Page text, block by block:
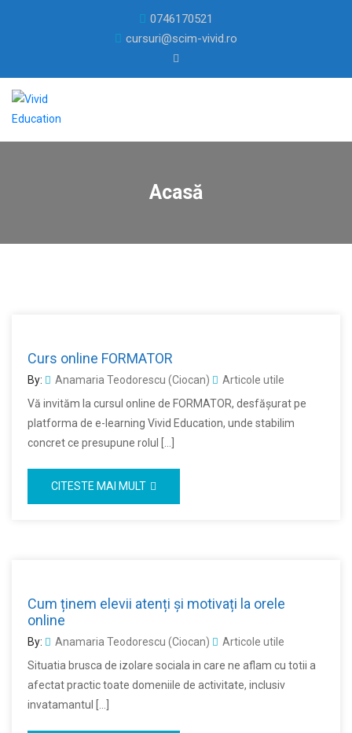
0746170521
cursuri@scim-vivid.ro
Acasă
Curs online FORMATOR
By: Anamaria Teodorescu (Ciocan)
Articole utile
Vă invităm la cursul online de FORMATOR, desfășurat pe
platforma de e-learning Vivid Education, unde stabilim
concret ce presupune rolul […]
CITESTE MAI MULT
Cum ținem elevii atenți și motivați la orele
online
By: Anamaria Teodorescu (Ciocan)
Articole utile
Situatia brusca de izolare sociala in care ne aflam cu totii a
afectat practic toate domeniile de activitate, inclusiv
invatamantul […]